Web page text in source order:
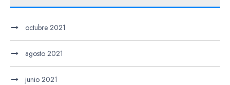
octubre 2021
agosto 2021
junio 2021